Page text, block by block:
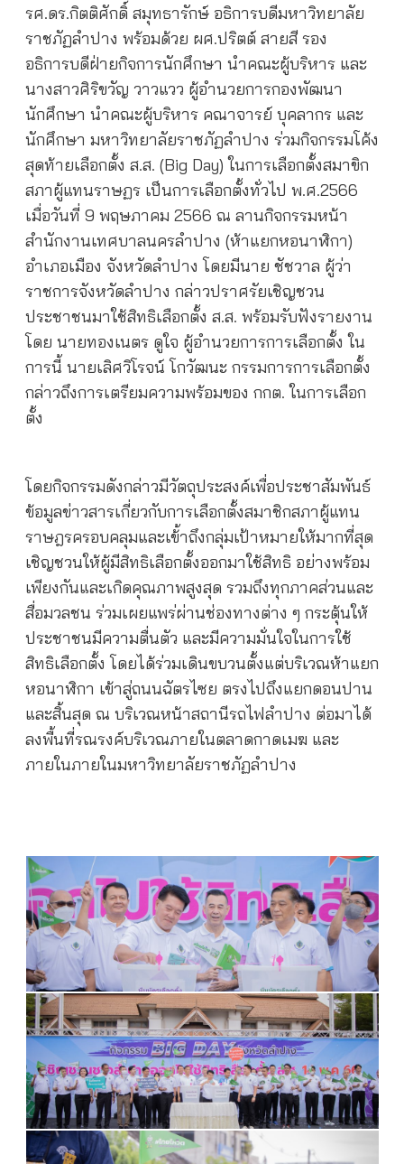
รศ.ดร.กิตติศักดิ์ สมุทธารักษ์ อธิการบดีมหาวิทยาลัย
ราชภัฏลำปาง พร้อมด้วย ผศ.ปริตต์ สายสี รอง
อธิการบดีฝ่ายกิจการนักศึกษา นำคณะผู้บริหาร และ
นางสาวศิริขวัญ วาวแวว ผู้อำนวยการกองพัฒนา
นักศึกษา นำคณะผู้บริหาร คณาจารย์ บุคลากร และ
นักศึกษา มหาวิทยาลัยราชภัฏลำปาง ร่วมกิจกรรมโค้ง
สุดท้ายเลือกตั้ง ส.ส. (Big Day)ในการเลือกตั้งสมาขิก
สภาผู้แทนราษฏร เป็นการเลือกตั้งทั่วไป พ.ศ.2566
เมื่อวันที่ 9 พฤษภาคม 2566 ณ ลานกิจกรรมหน้า
สำนักงานเทศบาลนครลำปาง (ห้าแยกหอนาฬิกา)
อำเภอเมือง จังหวัดลำปาง โดยมีนาย ชัชวาล ผู้ว่า
ราชการจังหวัดลำปาง กล่าวปราศรัยเชิญชวน
ประชาชนมาใช้สิทธิเลือกตั้ง ส.ส. พร้อมรับฟังรายงาน
โดย นายทองเนตร ดูใจ ผู้อำนวยการการเลือกตั้ง ใน
การนี้ นายเลิศวิโรจน์ โกวัฒนะ กรรมการการเลือกตั้ง
กล่าวถึงการเตรียมความพร้อมของ กกต. ในการเลือก
ตั้ง
โดยกิจกรรมดังกล่าวมีวัตถุประสงค์เพื่อประชาสัมพันธ์
ข้อมูลข่าวสารเกี่ยวกับการเลือกตั้งสมาชิกสภาผู้แทน
ราษฎรครอบคลุมและเข้้าถึงกลุ่มเป้าหมายให้มากที่สุด
เชิญชวนให้ผู้มีสิทธิเลือกตั้งออกมาใช้สิทธิ อย่างพร้อม
เพียงกันและเกิดคุณภาพสูงสุด รวมถึงทุกภาคส่วนและ
สื่อมวลชน ร่วมเผยแพร่ผ่านช่องทางต่าง ๆ กระตุ้นให้
ประชาชนมีความตื่นตัว และมีความมั่นใจในการใช้
สิทธิเลือกตั้ง โดยได้ร่วมเดินขบวนตั้งแต่บริเวณห้าแยก
หอนาฬิกา เข้าสู่ถนนฉัตรไซย ตรงไปถึงแยกดอนปาน
และสิ้นสุด ณ บริเวณหน้าสถานีรถไฟลำปาง ต่อมาได้
ลงพื้นที่รณรงค์บริเวณภายในตลาดกาดเมฆ และ
ภายในภายในมหาวิทยาลัยราชภัฏลำปาง